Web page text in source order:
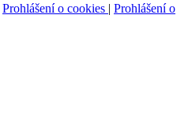
Prohlášení o cookies | Prohlášení o